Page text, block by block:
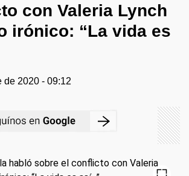
con Valeria Lynch
irónico: “La vida es
de 2020 - 09:12